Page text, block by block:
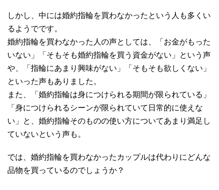
しかし、中には婚約指輪を買わなかったという人も多くい
るようでです。
婚約指輪を買わなかった人の声としては、「お金がもった
いない」「そもそも婚約指輪を買う資金がない」という声
や、「指輪にあまり興味がない」「そもそも欲しくない」
といった声もありました。
また、「婚約指輪は身につけられる期間が限られている」
「身につけられるシーンが限られていて日常的に使えな
い」と、婚約指輪そのものの使い方についてあまり満足し
ていないという声も。
では、婚約指輪を買わなかったカップルは代わりにどんな
品物を買っているのでしょうか？